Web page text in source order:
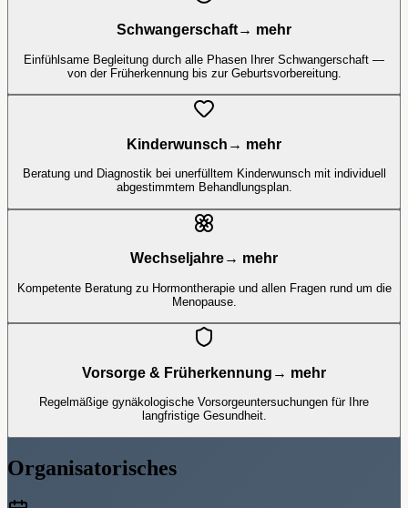
Schwangerschaft→ mehr
Einfühlsame Begleitung durch alle Phasen Ihrer Schwangerschaft —
von der Früherkennung bis zur Geburtsvorbereitung.
Kinderwunsch → mehr
Beratung und Diagnostik bei unerfülltem Kinderwunsch mit individuell
abgestimmtem Behandlungsplan.
Wechseljahre→ mehr
Kompetente Beratung zu Hormontherapie und allen Fragen rund um die
Menopause.
Vorsorge & Früherkennung → mehr
Regelmäßige gynäkologische Vorsorgeuntersuchungen für Ihre
langfristige Gesundheit.
Organisatorisches